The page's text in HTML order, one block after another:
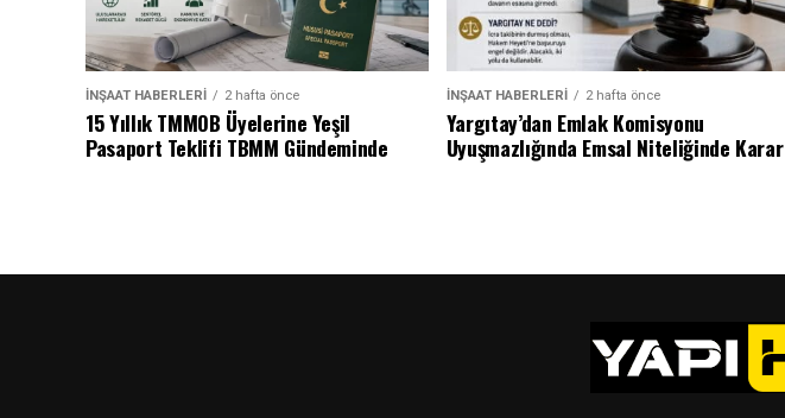
İNŞAAT HABERLERI 2 hafta önce
15 Yıllık TMMOB Üyelerine Yeşil
Pasaport Teklifi TBMM Gündeminde
İNŞAAT HABERLERI 2 hafta önce
Yargıtay’dan Emlak Komisyonu
Uyuşmazlığında Emsal Niteliğinde Karar